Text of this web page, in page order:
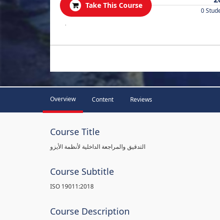
Take This Course
0
.
Overview Content Reviews
Course Title
التدقيق والمراجعة الداخلية لأنظمة الأيزو
Course Subtitle
ISO 19011:2018
Course Description